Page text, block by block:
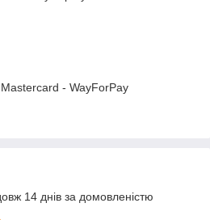
- WayForPay
14 днів за домовленістю